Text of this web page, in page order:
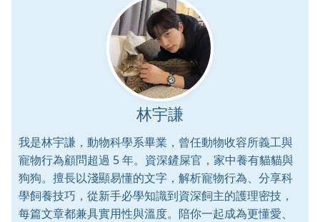
林宇謙
我是林宇謙，動物科學系畢業，曾任動物收容所義工與
寵物行為顧問超過 5 年。資深鏟屎官，家中養有貓貓與
狗狗。擅長以淺顯易懂的文字，解析寵物行為、分享科
學飼養技巧，從新手必學知識到資深飼主的護理密技，
每篇文章都兼具實用性與溫度。陪你一起成為更懂愛、